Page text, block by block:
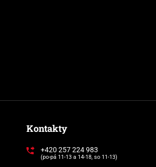
Kontakty
+420 257 224 983
(po-pá 11-13 a 14-18, so 11-13)